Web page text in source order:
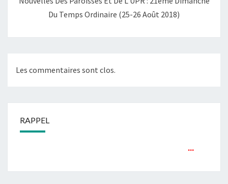
Du Temps Ordinaire (25-26 Août 2018)
Les commentaires sont clos.
RAPPEL